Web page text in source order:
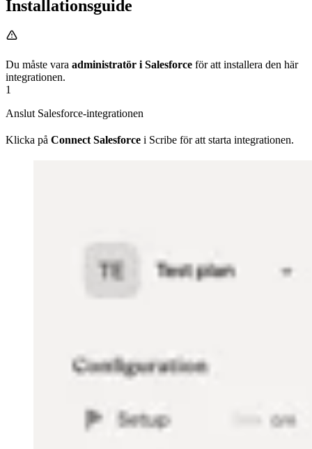
Installationsguide
Du måste vara administratör i Salesforce för att installera den här
integrationen.
1
Anslut Salesforce-integrationen
Klicka på Connect Salesforce i Scribe för att starta integrationen.